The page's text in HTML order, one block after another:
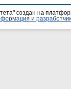
создан на
и